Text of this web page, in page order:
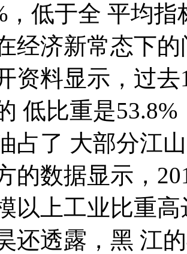
，低于全 平均
经济新常态下
料显示，过去
低比重是
占了 大部分江
数据显示，
以上工业比重高
透露，黑 江的